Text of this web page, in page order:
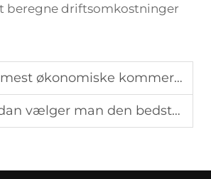
beregne driftsomkostninger
kommersielle lugtgiffusermaskine: Første valg til hoteller og shoppingcentre.
man den bedste professionelle aromadiffusor til store arealer?